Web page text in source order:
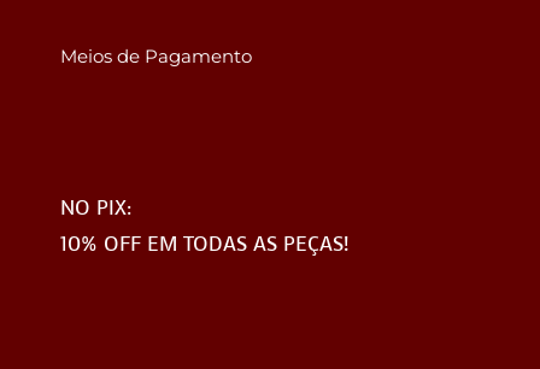
Meios de Pagamento
NO PIX:
10% OFF EM TODAS AS PEÇAS!